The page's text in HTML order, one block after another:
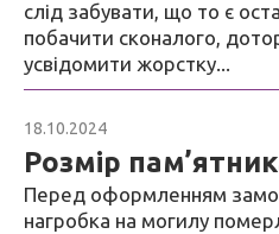
слід забувати, що то є
побачити сконалого,
усвідомити жорстку...
18.10.2024
Розмір
Перед оформленням
нагробка на могилу